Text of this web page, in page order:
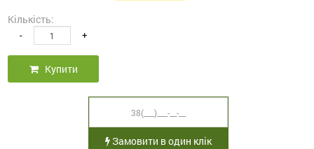
Кількість:
- +
Купити
Замовити в один клік